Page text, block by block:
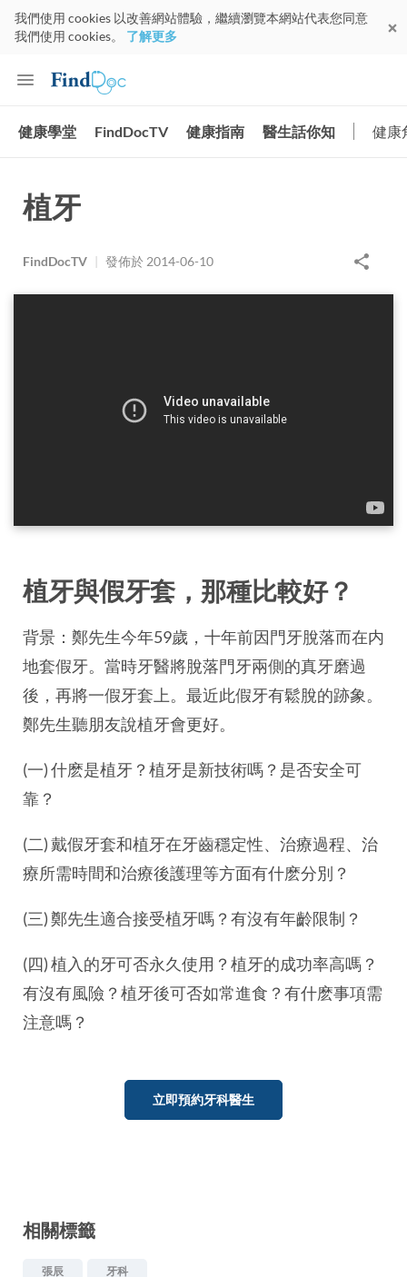
我們使用 cookies 以改善網站體驗，繼續瀏覽本網站代表您同意
我們使用 cookies。 了解更多
健康學堂 FindDocTV 健康指南 醫生話你知 健康
植牙
FindDocTV | 發佈於 2014-06-10
植牙與假牙套，那種比較好？
背景：鄭先生今年59歲，十年前因門牙脫落而在内
地套假牙。當時牙醫將脫落門牙兩側的真牙磨過
後，再將一假牙套上。最近此假牙有鬆脫的跡象。
鄭先生聽朋友說植牙會更好。
(一) 什麽是植牙？植牙是新技術嗎？是否安全可
靠？
(二) 戴假牙套和植牙在牙齒穩定性、治療過程、治
療所需時間和治療後護理等方面有什麽分別？
(三) 鄭先生適合接受植牙嗎？有沒有年齡限制？
(四) 植入的牙可否永久使用？植牙的成功率高嗎？
有沒有風險？植牙後可否如常進食？有什麽事項需
注意嗎？
立即預約牙科醫生
相關標籤
張辰 牙科